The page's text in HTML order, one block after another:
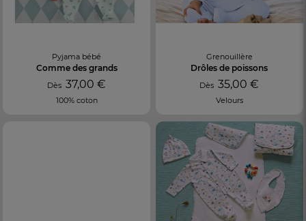
Pyjama bébé
Comme des grands
Dès37,00 €
100% coton
Grenouillère
Drôles de poissons
Dès35,00 €
Velours